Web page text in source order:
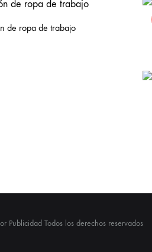
de ropa de trabajo
Publicidad Todos los derechos reservados